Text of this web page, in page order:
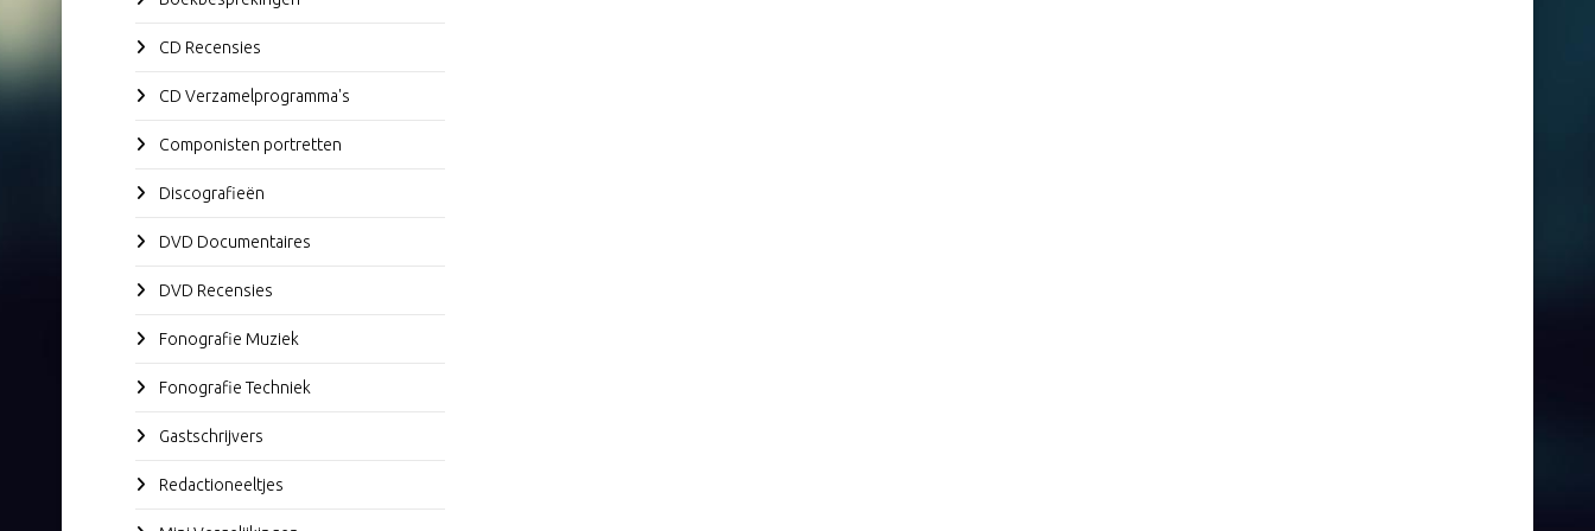
CD Recensies
CD Verzamelprogramma's
Componisten portretten
Discografieën
DVD Documentaires
DVD Recensies
Fonografie Muziek
Fonografie Techniek
Gastschrijvers
Redactioneeltjes